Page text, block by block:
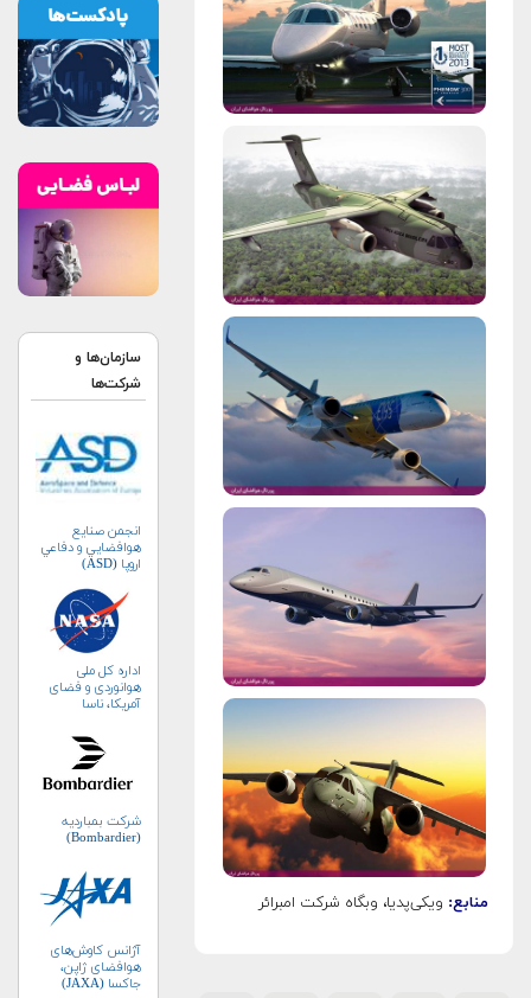
منابع: ویکی‌پدیا، وبگاه شرکت امبرائر
سازمان‌ها و
شرکت‌ها
انجمن صنايع
هوافضايي و دفاعي
اروپا (ASD)
اداره کل ملی
هوانوردی و فضای
آمریکا، ناسا
شرکت بمباردیه
(Bombardier)
آژانس کاوش‌های
هوافضای ژاپن،
جاکسا (JAXA)